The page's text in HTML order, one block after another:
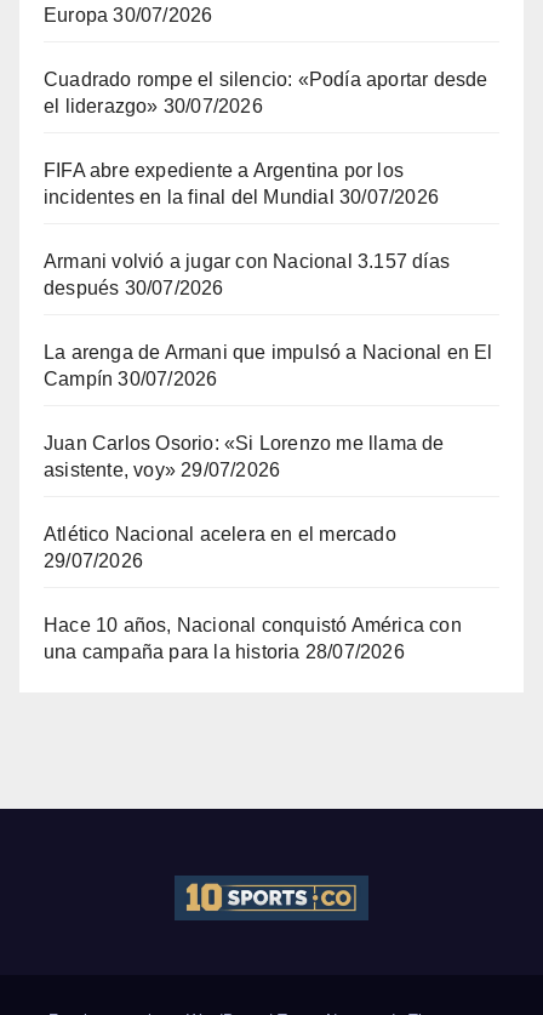
Europa 30/07/2026
Cuadrado rompe el silencio: «Podía aportar desde
el liderazgo» 30/07/2026
FIFA abre expediente a Argentina por los
incidentes en la final del Mundial 30/07/2026
Armani volvió a jugar con Nacional 3.157 días
después 30/07/2026
La arenga de Armani que impulsó a Nacional en El
Campín 30/07/2026
Juan Carlos Osorio: «Si Lorenzo me llama de
asistente, voy» 29/07/2026
Atlético Nacional acelera en el mercado
29/07/2026
Hace 10 años, Nacional conquistó América con
una campaña para la historia 28/07/2026